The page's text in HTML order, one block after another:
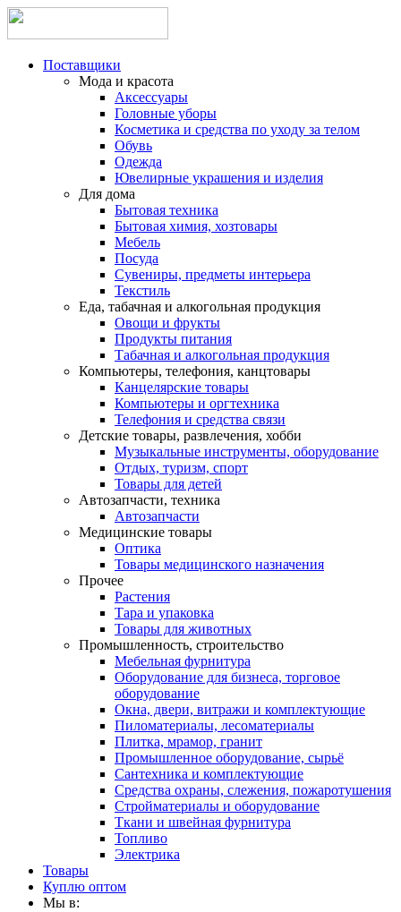
Поставщики
Мода и красота
Аксессуары
Головные уборы
Косметика и средства по уходу за телом
Обувь
Одежда
Ювелирные украшения и изделия
Для дома
Бытовая техника
Бытовая химия, хозтовары
Мебель
Посуда
Сувениры, предметы интерьера
Текстиль
Еда, табачная и алкогольная продукция
Овощи и фрукты
Продукты питания
Табачная и алкогольная продукция
Компьютеры, телефония, канцтовары
Канцелярские товары
Компьютеры и оргтехника
Телефония и средства связи
Детские товары, развлечения, хобби
Музыкальные инструменты, оборудование
Отдых, туризм, спорт
Товары для детей
Автозапчасти, техника
Автозапчасти
Медицинские товары
Оптика
Товары медицинского назначения
Прочее
Растения
Тара и упаковка
Товары для животных
Промышленность, строительство
Мебельная фурнитура
Оборудование для бизнеса, торговое
оборудование
Окна, двери, витражи и комплектующие
Пиломатериалы, лесоматериалы
Плитка, мрамор, гранит
Промышленное оборудование, сырьё
Сантехника и комплектующие
Средства охраны, слежения, пожаротушения
Стройматериалы и оборудование
Ткани и швейная фурнитура
Топливо
Электрика
Товары
Куплю оптом
Мы в: